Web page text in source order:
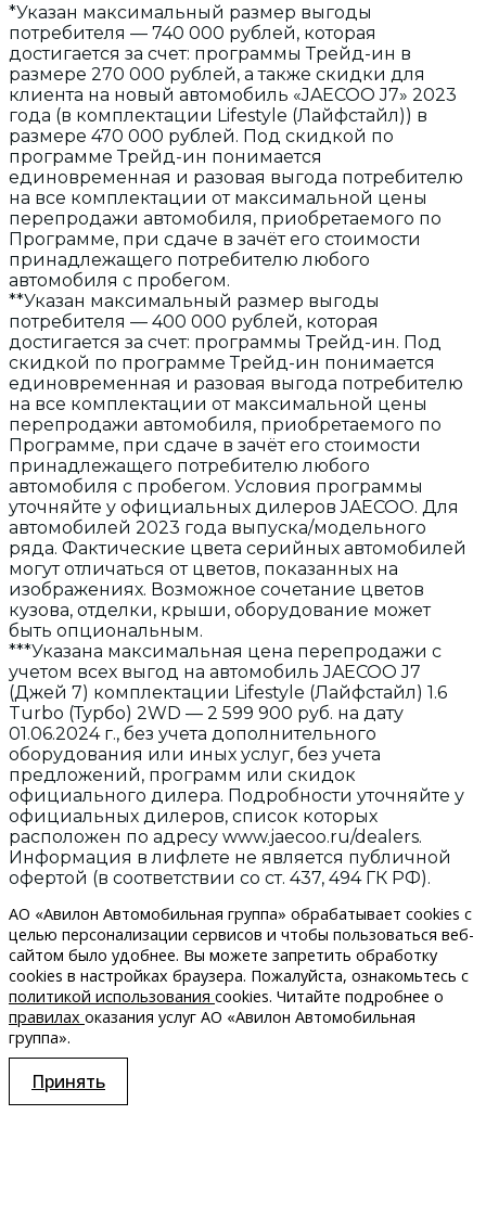
*Указан максимальный размер выгоды
потребителя — 740 000 рублей, которая
достигается за счет: программы Трейд-ин в
размере 270 000 рублей, а также скидки для
клиента на новый автомобиль «JAECOO J7» 2023
года (в комплектации Lifestyle (Лайфстайл)) в
размере 470 000 рублей. Под скидкой по
программе Трейд-ин понимается
единовременная и разовая выгода потребителю
на все комплектации от максимальной цены
перепродажи автомобиля, приобретаемого по
Программе, при сдаче в зачёт его стоимости
принадлежащего потребителю любого
автомобиля с пробегом.
**Указан максимальный размер выгоды
потребителя — 400 000 рублей, которая
достигается за счет: программы Трейд-ин. Под
скидкой по программе Трейд-ин понимается
единовременная и разовая выгода потребителю
на все комплектации от максимальной цены
перепродажи автомобиля, приобретаемого по
Программе, при сдаче в зачёт его стоимости
принадлежащего потребителю любого
автомобиля с пробегом. Условия программы
уточняйте у официальных дилеров JAECOO. Для
автомобилей 2023 года выпуска/модельного
ряда. Фактические цвета серийных автомобилей
могут отличаться от цветов, показанных на
изображениях. Возможное сочетание цветов
кузова, отделки, крыши, оборудование может
быть опциональным.
***Указана максимальная цена перепродажи с
учетом всех выгод на автомобиль JAECOO J7
(Джей 7) комплектации Lifestyle (Лайфстайл) 1.6
Turbo (Турбо) 2WD — 2 599 900 руб. на дату
01.06.2024 г., без учета дополнительного
оборудования или иных услуг, без учета
предложений, программ или скидок
официального дилера. Подробности уточняйте у
официальных дилеров, список которых
расположен по адресу www.jaecoo.ru/dealers.
Информация в лифлете не является публичной
офертой (в соответствии со ст. 437, 494 ГК РФ).
АО «Авилон Автомобильная группа» обрабатывает cookies с
целью персонализации сервисов и чтобы пользоваться веб-
сайтом было удобнее. Вы можете запретить обработку
сookies в настройках браузера. Пожалуйста, ознакомьтесь с
политикой использования cookies. Читайте подробнее о
правилах оказания услуг АО «Авилон Автомобильная
группа».
Принять